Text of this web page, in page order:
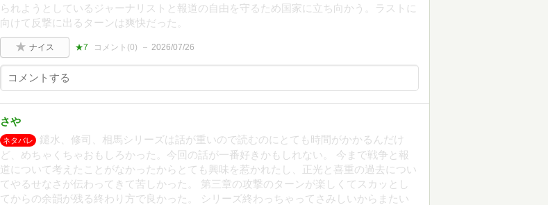
られようとしているジャーナリストと報道の自由を守るため国家に立ち向かう。ラストに
向けて反撃に出るターンは爽快だった。
ナイス ★7 コメント(0) 2026/07/26
さや
ネタバレ
鑓水、修司、相馬シリーズは話が重いので読むのにとても時間がかかるんだけ
ど、めちゃくちゃおもしろかった。今回の話が一番好きかもしれない。 今まで戦争と報
道について考えたことがなかったからとても興味を惹かれたし、正光と喜重の過去につい
てやるせなさが伝わってきて苦しかった。 第三章の攻撃のターンが楽しくてスカッとし
てからの余韻が残る終わり方で良かった。 シリーズ終わっちゃってさみしいからまたい